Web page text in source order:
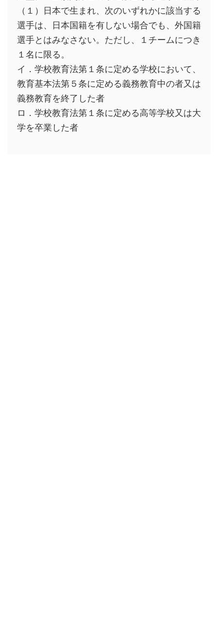
（１）日本で生まれ、次のいずれかに該当する
選手は、日本国籍を有しない場合でも、外国籍
選手とはみなさない。ただし、１チームにつき
１名に限る。
イ．学校教育法第１条に定める学校において、
教育基本法第５条に定める義務教育中の者又は
義務教育を終了した者
ロ．学校教育法第１条に定める高等学校又は大
学を卒業した者